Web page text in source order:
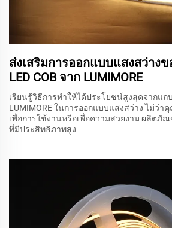
ส่งเสริมการออกแบบแสงสว่าง
LED COB จาก LUMIMORE
เรียนรู้วิธีการทำให้ได้ประโยชน์สูงสุดจากแถบ
LUMIMORE ในการออกแบบแสงสว่าง ไม่ว่า
เพื่อการใช้งานหรือเพื่อความสวยงาม ผลิตภั
ที่มีประสิทธิภาพสูง